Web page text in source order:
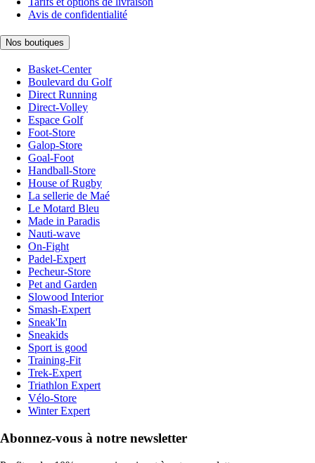
Avis de confidentialité
Nos boutiques
Basket-Center
Boulevard du Golf
Direct Running
Direct-Volley
Espace Golf
Foot-Store
Galop-Store
Goal-Foot
Handball-Store
House of Rugby
La sellerie de Maé
Le Motard Bleu
Made in Paradis
Nauti-wave
On-Fight
Padel-Expert
Pecheur-Store
Pet and Garden
Slowood Interior
Smash-Expert
Sneak'In
Sneakids
Sport is good
Training-Fit
Trek-Expert
Triathlon Expert
Vélo-Store
Winter Expert
Abonnez-vous à notre newsletter